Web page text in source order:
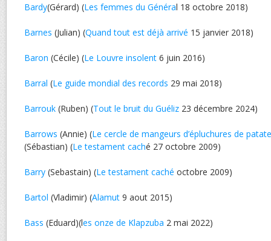
Bardy(Gérard) (Les femmes du Général 18 octobre 2018)
Barnes (Julian) (Quand tout est déjà arrivé 15 janvier 2018)
Baron (Cécile) (Le Louvre insolent 6 juin 2016)
Barral (Le guide mondial des records 29 mai 2018)
Barrouk (Ruben) (Tout le bruit du Guéliz 23 décembre 2024)
Barrows (Annie) (Le cercle de mangeurs d’épluchures de
(Sébastian) (Le testament caché 27 octobre 2009)
Barry (Sebastain) (Le testament caché octobre 2009)
Bartol (Vladimir) (Alamut 9 aout 2015)
Bass (Eduard)(les onze de Klapzuba 2 mai 2022)